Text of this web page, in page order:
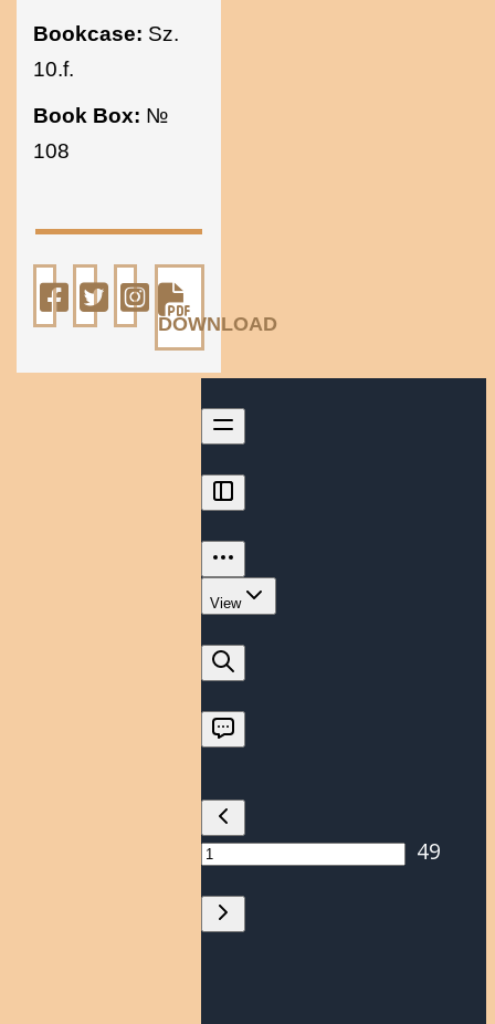
Bookcase: Sz.
10.f.
Book Box: №
108
DOWNLOAD